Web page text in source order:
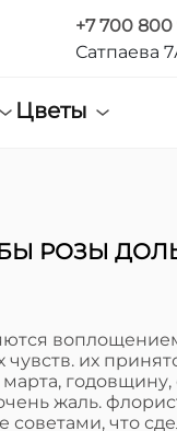
+7 700 800
Сатпаева
Цветы
РОЗЫ
их
жаль.
советами, что